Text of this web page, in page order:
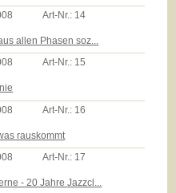
Art-Nr.: 14
allen Phasen soz...
Art-Nr.: 15
Art-Nr.: 16
rauskommt
Art-Nr.: 17
- 20 Jahre Jazzcl...